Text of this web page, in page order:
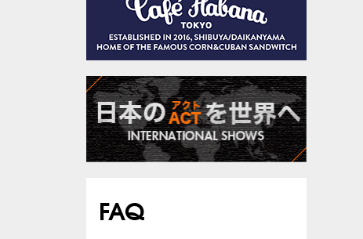
FAQ